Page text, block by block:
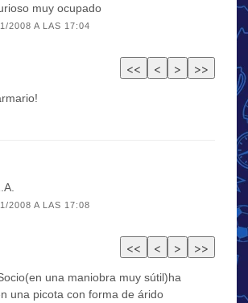
muy ocupado
2008 A LAS 17:04
2008 A LAS 17:08
una maniobra muy sútil)ha
una picota con forma de árido